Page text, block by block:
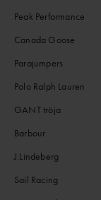
Peak Performance
Canada Goose
Parajumpers
Polo Ralph Lauren
GANT tröja
Barbour
J.Lindeberg
Sail Racing